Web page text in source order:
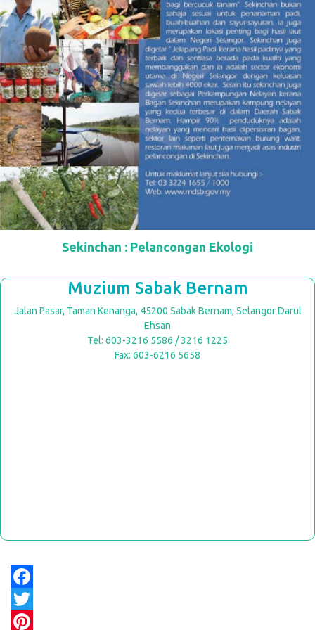
Sekinchan : Pelancongan Ekologi
Muzium Sabak Bernam
Jalan Pasar, Taman Kenanga, 45200 Sabak Bernam, Selangor Darul
Ehsan
Tel: 603-3216 5586 / 3216 1225
Fax: 603-6216 5658
Facebook
Twitter